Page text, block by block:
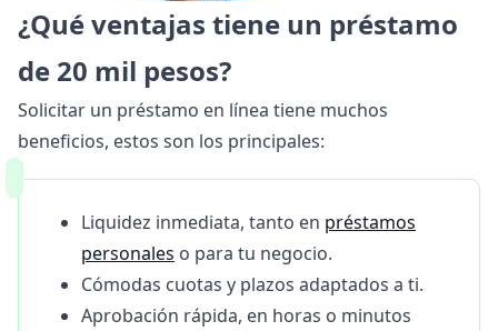
¿Qué ventajas tiene un préstamo
de 20 mil pesos?
Solicitar un préstamo en línea tiene muchos
beneficios, estos son los principales:
Liquidez inmediata, tanto en préstamos
personales o para tu negocio.
Cómodas cuotas y plazos adaptados a ti.
Aprobación rápida, en horas o minutos